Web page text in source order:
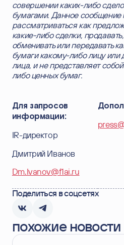
совершении каких-либо
бумагами. Данное сообщение
рассматриваться как
какие-либо сделки,
обменивать или передавать
бумаги какому-либо лицу или
лица, и не представляет
либо ценных бумаг.
Для запросов
информации:
IR-директор
Дмитрий Иванов
Dm.Ivanov@f1ai.ru
Поделиться в соцсетях
похожие новости